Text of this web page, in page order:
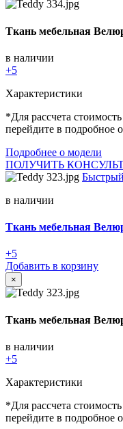
Ткань мебельная
в наличии
+5
Характеристики
*Для рассчета
перейдите в подробное
Подробнее о модели
ПОЛУЧИТЬ
в наличии
Ткань мебельная
+5
Добавить в корзину
×
Ткань мебельная
в наличии
+5
Характеристики
*Для рассчета
перейдите в подробное